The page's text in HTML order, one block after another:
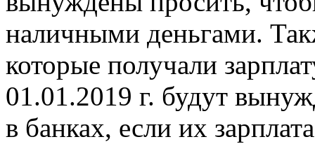
наличными деньгами.
которые получали
01.01.2019 г. будут
в банках, если их